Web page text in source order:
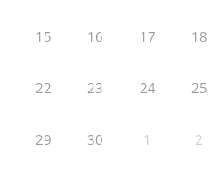
15 16 17 18
22 23 24 25
29 30 1 2